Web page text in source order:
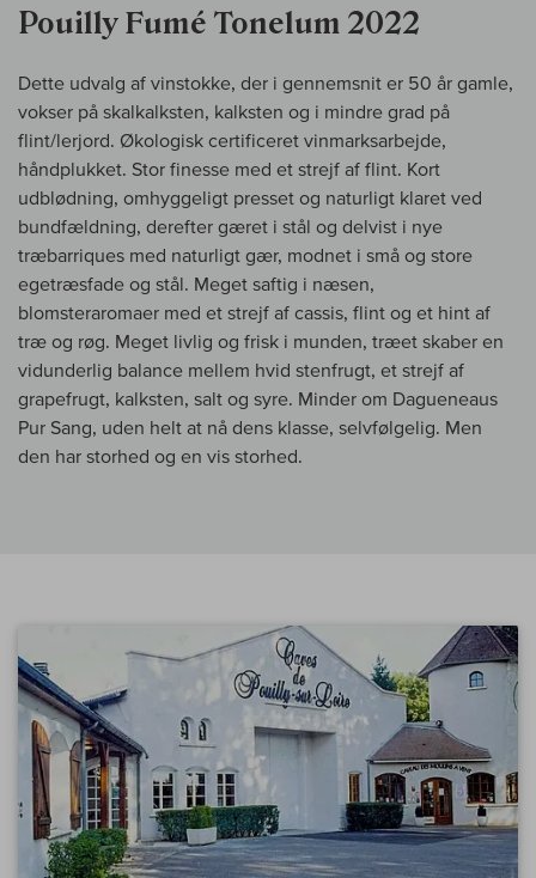
Pouilly Fumé Tonelum 2022
Dette udvalg af vinstokke, der i gennemsnit er 50 år gamle,
vokser på skalkalksten, kalksten og i mindre grad på
flint/lerjord. Økologisk certificeret vinmarksarbejde,
håndplukket. Stor finesse med et strejf af flint. Kort
udblødning, omhyggeligt presset og naturligt klaret ved
bundfældning, derefter gæret i stål og delvist i nye
træbarriques med naturligt gær, modnet i små og store
egetræsfade og stål. Meget saftig i næsen,
blomsteraromaer med et strejf af cassis, flint og et hint af
træ og røg. Meget livlig og frisk i munden, træet skaber en
vidunderlig balance mellem hvid stenfrugt, et strejf af
grapefrugt, kalksten, salt og syre. Minder om Dagueneaus
Pur Sang, uden helt at nå dens klasse, selvfølgelig. Men
den har storhed og en vis storhed.